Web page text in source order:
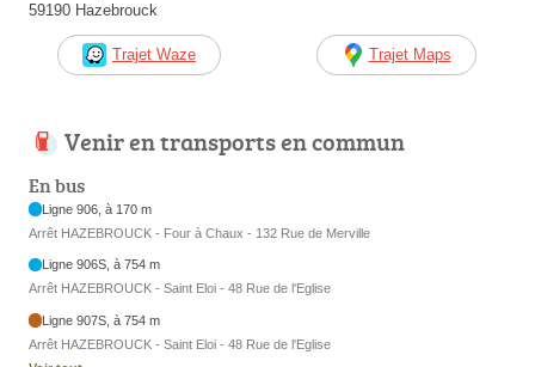
59190 Hazebrouck
Trajet Waze Trajet Maps
Venir en transports en commun
En bus
Ligne 906, à 170 m
Arrêt HAZEBROUCK - Four à Chaux - 132 Rue de Merville
Ligne 906S, à 754 m
Arrêt HAZEBROUCK - Saint Eloi - 48 Rue de l'Eglise
Ligne 907S, à 754 m
Arrêt HAZEBROUCK - Saint Eloi - 48 Rue de l'Eglise